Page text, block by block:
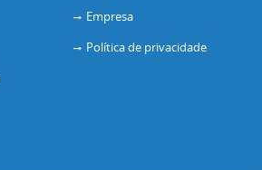
Empresa
Política de privacidade